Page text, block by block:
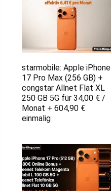
starmobile: Apple iPhone
17 Pro Max (256 GB) +
congstar Allnet Flat XL
250 GB 5G für 34,00 € /
Monat + 604,90 €
einmalig